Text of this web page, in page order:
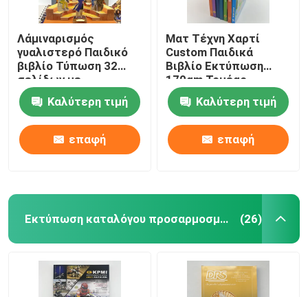
Λάμιναρισμός
γυαλιστερό Παιδικό
βιβλίο Τύπωση 32
σελίδων με
αναδυόμενες σελίδες
σε μέγεθος 8,5x11
Καλύτερη τιμή
επαφή
Ματ Τέχνη Χαρτί
Custom Παιδικά
Βιβλίο Εκτύπωση
170gm Τομέας
ραμμένο Casebound
Καλύτερη τιμή
επαφή
Εκτύπωση καταλόγου προσαρμοσμένου (26)